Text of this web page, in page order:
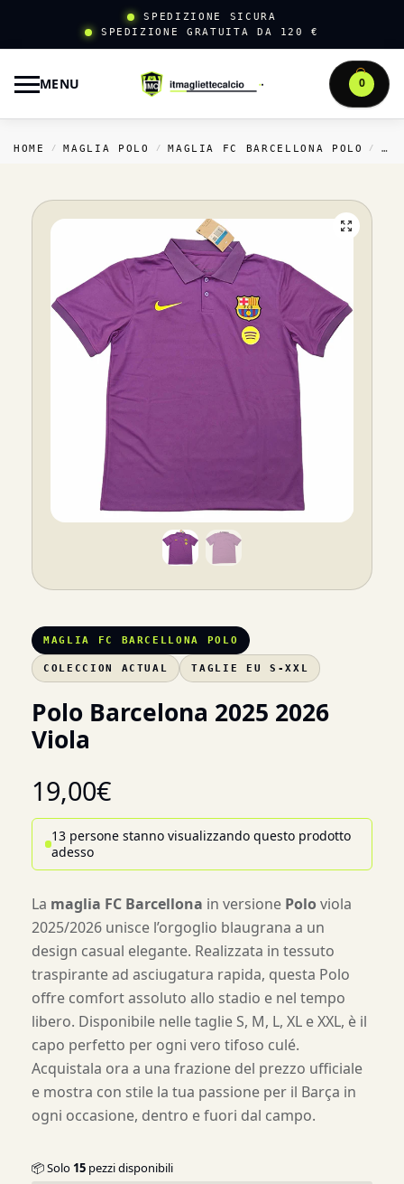
SPEDIZIONE SICURA
SPEDIZIONE GRATUITA DA 120 €
MENU 0
HOME / MAGLIA POLO / MAGLIA FC BARCELLONA POLO /
MAGLIA FC BARCELLONA POLO
COLECCION ACTUAL TAGLIE EU S-XXL
Polo Barcelona 2025 2026
Viola
19,00€
13 persone stanno visualizzando questo prodotto
adesso
La maglia FC Barcellona in versione Poloviola
2025/2026 unisce l’orgoglio blaugrana a un
design casual elegante. Realizzata in tessuto
traspirante ad asciugatura rapida, questa Polo
offre comfort assoluto allo stadio e nel tempo
libero. Disponibile nelle taglie S, M, L, XL e XXL, è il
capo perfetto per ogni vero tifoso culé.
Acquistala ora a una frazione del prezzo ufficiale
e mostra con stile la tua passione per il Barça in
ogni occasione, dentro e fuori dal campo.
📦 Solo 15 pezzi disponibili